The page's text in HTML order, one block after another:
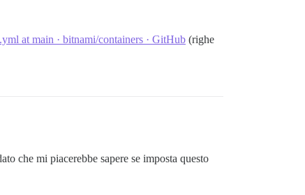
at main · bitnami/containers · GitHub (righe
che mi piacerebbe sapere se imposta questo